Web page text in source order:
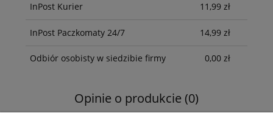
InPost Kurier 11,99 zł
InPost Paczkomaty 24/7 14,99 zł
Odbiór osobisty w siedzibie firmy 0,00 zł
Opinie o produkcie (0)